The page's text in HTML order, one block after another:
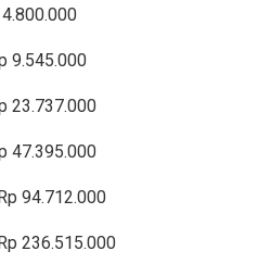
9.545.000
23.737.000
47.395.000
94.712.000
236.515.000